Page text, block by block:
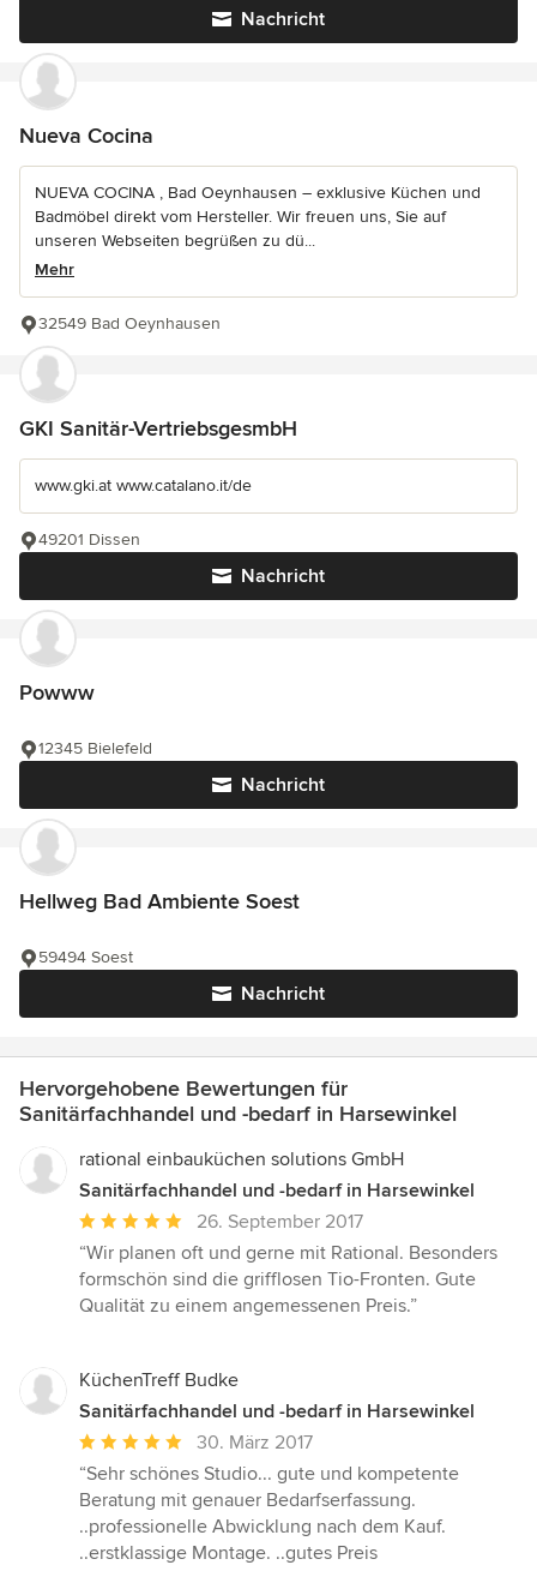
Nachricht
Nueva Cocina
NUEVA COCINA , Bad Oeynhausen – exklusive Küchen und
Badmöbel direkt vom Hersteller. Wir freuen uns, Sie auf
unseren Webseiten begrüßen zu dü...
Mehr
32549 Bad Oeynhausen
GKI Sanitär-VertriebsgesmbH
www.gki.at www.catalano.it/de
Nachricht
49201 Dissen
Powww
Nachricht
12345 Bielefeld
Hellweg Bad Ambiente Soest
Nachricht
59494 Soest
Hervorgehobene Bewertungen für
Sanitärfachhandel und -bedarf in Harsewinkel
rational einbauküchen solutions GmbH
Sanitärfachhandel und -bedarf in Harsewinkel
Durchschnittliche
Bewertung:
5
von
26. September 2017
“Wir planen oft und gerne mit Rational. Besonders
formschön sind die grifflosen Tio-Fronten. Gute
Qualität zu einem angemessenen Preis.”
KüchenTreff Budke
Sanitärfachhandel und -bedarf in Harsewinkel
Durchschnittliche
Bewertung:
5
von
30. März 2017
“Sehr schönes Studio... gute und kompetente
Beratung mit genauer Bedarfserfassung.
..professionelle Abwicklung nach dem Kauf.
..erstklassige Montage. ..gutes Preis